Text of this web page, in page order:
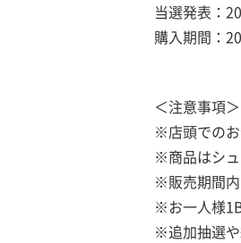
当選発表：
購入期間：
＜注意事項＞
※店頭でのお
※商品はシュ
※販売期間内
※お一人様
※追加抽選や